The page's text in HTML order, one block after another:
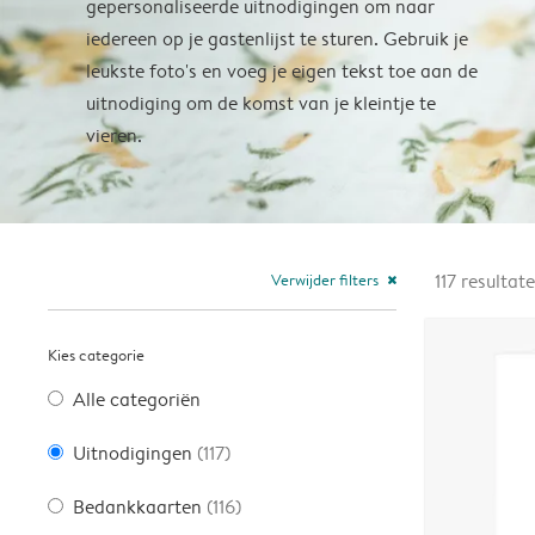
gepersonaliseerde uitnodigingen om naar
iedereen op je gastenlijst te sturen. Gebruik je
leukste foto's en voeg je eigen tekst toe aan de
uitnodiging om de komst van je kleintje te
vieren.
Verwijder filters close
Kies categorie
Alle categoriën
Uitnodigingen (117)
Bedankkaarten (116)
117